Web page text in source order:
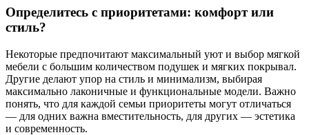
Определитесь с приоритетами: комфорт или
стиль?
Некоторые предпочитают максимальный уют и выбор мягкой
мебели с большим количеством подушек и мягких покрывал.
Другие делают упор на стиль и минимализм, выбирая
максимально лаконичные и функциональные модели. Важно
понять, что для каждой семьи приоритеты могут отличаться
— для одних важна вместительность, для других — эстетика
и современность.